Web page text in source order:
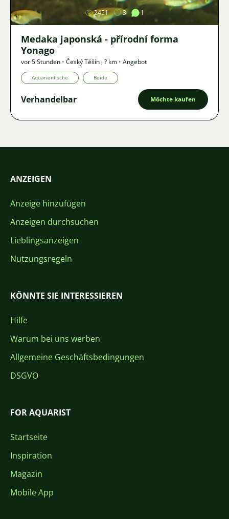
2451 3 1
Medaka japonská - přírodní forma
Yonago
vor 5 Stunden • Český Těšín ,? km • Angebot
Aquarienfische Beide
Verhandelbar Möchte kaufen
ANZEIGEN
Anzeige hinzufügen
Anzeigen durchsuchen
Lieblingsanzeigen
Nutzungsregeln
KÖNNTE SIE INTERESSIEREN
Hilfe
Warum bei uns werben
Allgemeine Geschäftsbedingungen
DSGVO
FOR AQUARIST
Startseite
Inspiration
Magazin
Mobile App